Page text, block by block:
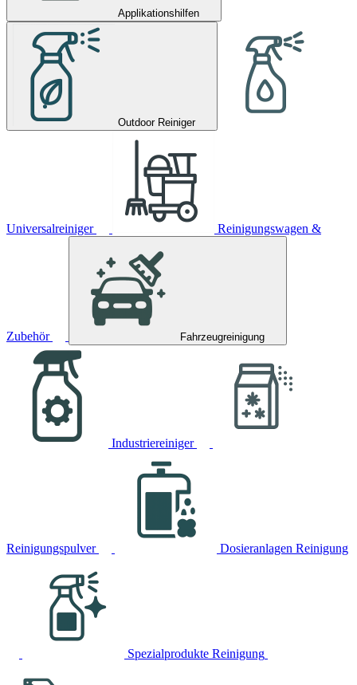
Applikationshilfen
Outdoor Reiniger
Universalreiniger Reinigungswagen &
Zubehör Fahrzeugreinigung
Industriereiniger
Reinigungspulver Dosieranlagen Reinigung
Spezialprodukte Reinigung